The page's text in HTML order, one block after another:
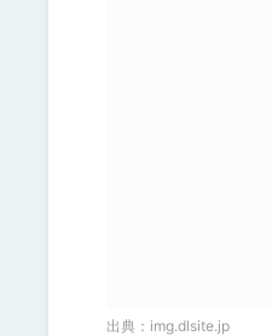
出典： img.dlsite.jp